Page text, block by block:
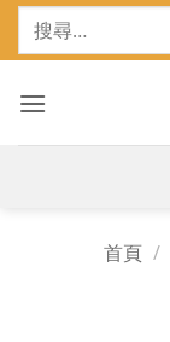
Skip
鍵
首頁 /